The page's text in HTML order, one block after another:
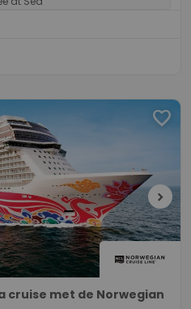
favorite
chevron_right
cruise met de Norwegian